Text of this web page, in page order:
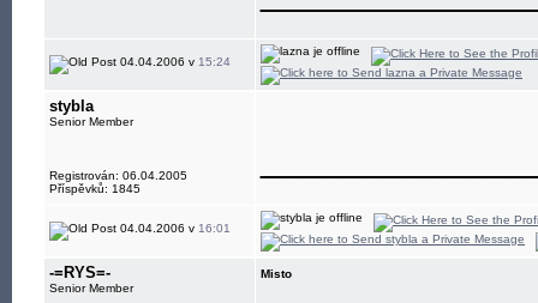
04.04.2006 v 15:24
stybla
Senior Member
Registrován: 06.04.2005
Příspěvků: 1845
04.04.2006 v 16:01
-=RYS=-
Senior Member
Misto